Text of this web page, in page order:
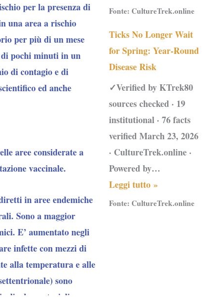
per la presenza di
una area a rischio
per più di un mese
di pochi minuti in un
di contagio e di
ed anche
aree considerate a
vaccinale.
in aree endemiche
Sono a maggior
E’ aumentato negli
infette con mezzi di
alla temperatura e alle
sono
ed equatoriali
Fonte:CultureTrek.online
Ticks No Longer Wait
for Spring: Year-Round
Disease Risk
✓Verified by KTrek80
sources checked · 19
institutional · 76 facts
verified March 23, 2026
· CultureTrek.online ·
Powered by…
Leggi tutto »
Fonte:CultureTrek.online